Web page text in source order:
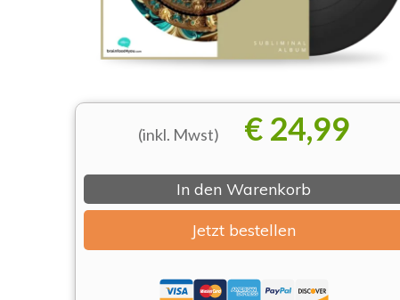
(inkl. Mwst) € 24,99
In den Warenkorb
Jetzt bestellen